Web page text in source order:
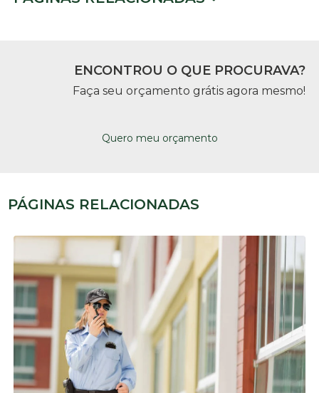
ENCONTROU O QUE PROCURAVA?
Faça seu orçamento grátis agora mesmo!
Quero meu orçamento
PÁGINAS RELACIONADAS